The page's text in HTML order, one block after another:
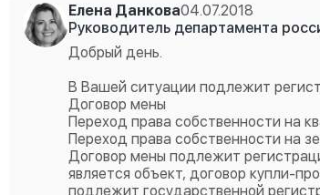
Елена Данкова04.07.2018
Руководитель департамента
Добрый день.
В Вашей ситуации подлежит
Договор мены
Переход права собственности на
Переход права собственности на
Договор мены подлежит
является объект, договор купли-
подлежит государственной